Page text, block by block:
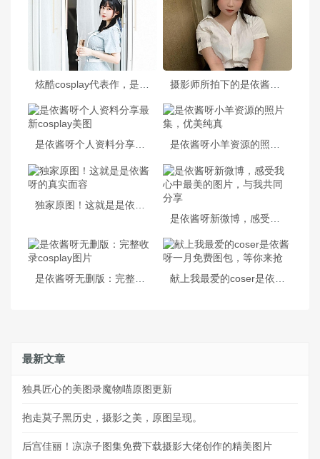
摄影师所拍下的是依酱呀纯白花嫁cos合集，简单而华丽
是依酱呀个人资料分享最新cosplay美图 是依酱呀小羊资源的照片集，优美纯真
是依酱呀无删版：完整收录cosplay图片 献上我最爱的coser是依酱呀一月免费图包，等你来抢
最新文章
独具匠心的美图录魔物喵原图更新
抱走莫子黑历史，摄影之美，原图呈现。
后宫佳丽！凉凉子图集免费下载摄影大佬创作的精美图片